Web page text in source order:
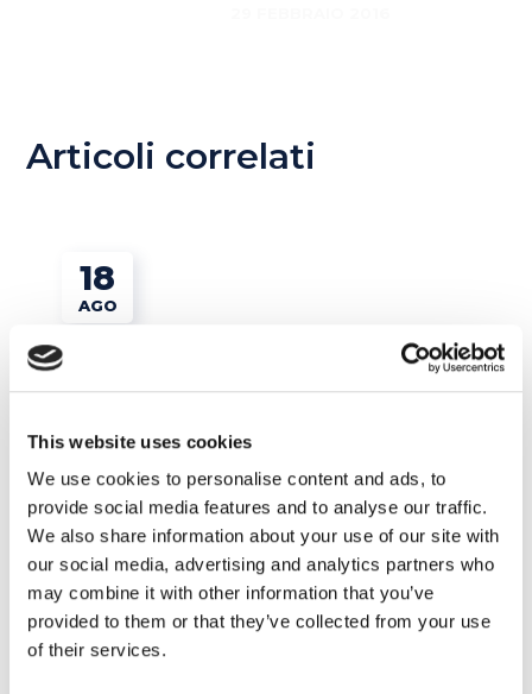
This website uses cookies
We use cookies to personalise content and ads, to
provide social media features and to analyse our traffic.
We also share information about your use of our site with
our social media, advertising and analytics partners who
may combine it with other information that you’ve
provided to them or that they’ve collected from your use
of their services.
Articoli correlati
18
AGO
Lavoro